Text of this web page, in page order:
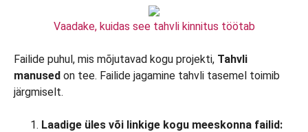
Vaadake, kuidas see tahvli kinnitus töötab
Failide puhul, mis mõjutavad kogu projekti, Tahvli
manused on tee. Failide jagamine tahvli tasemel toimib
järgmiselt.
Laadige üles või linkige kogu meeskonna failid: